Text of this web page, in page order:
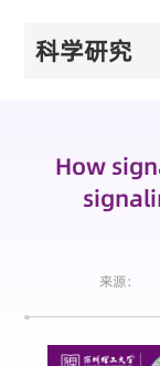
科学研究
How
来源：